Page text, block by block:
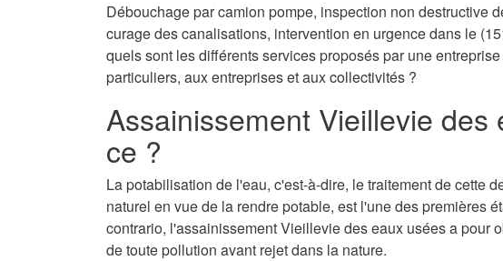
Débouchage par camion pompe, inspection non destructive
curage des canalisations, intervention en urgence dans le
quels sont les différents services proposés par une
particuliers, aux entreprises et aux collectivités ?
Assainissement Vieillevie des
ce ?
La potabilisation de l'eau, c'est-à-dire, le traitement de cette
naturel en vue de la rendre potable, est l'une des premières
contrario, l'assainissement Vieillevie des eaux usées a pour
de toute pollution avant rejet dans la nature.